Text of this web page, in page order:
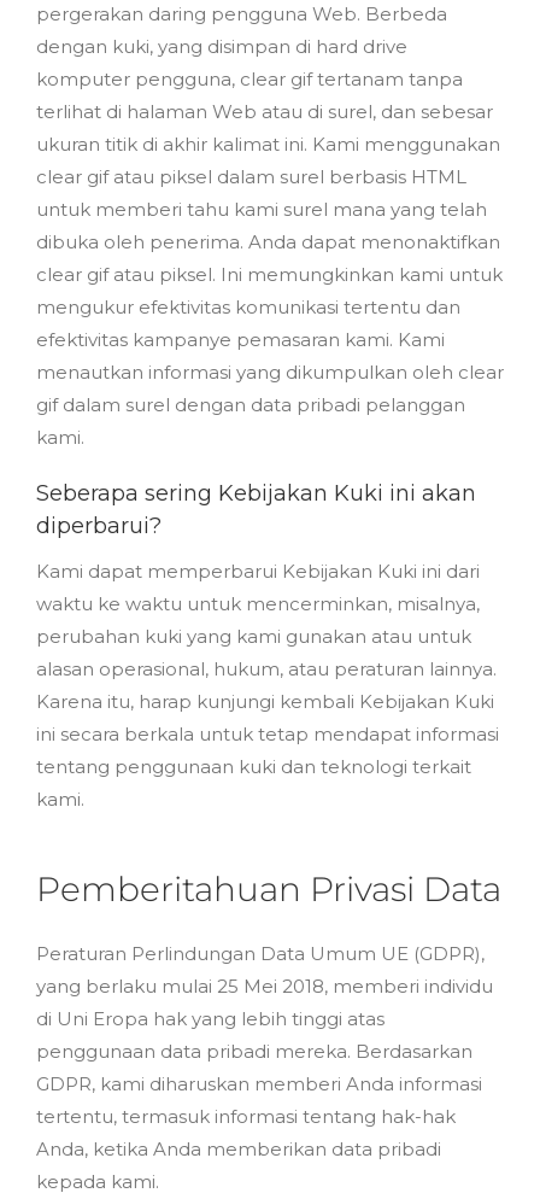
pergerakan daring pengguna Web. Berbeda
dengan kuki, yang disimpan di hard drive
komputer pengguna, clear gif tertanam tanpa
terlihat di halaman Web atau di surel, dan sebesar
ukuran titik di akhir kalimat ini. Kami menggunakan
clear gif atau piksel dalam surel berbasis HTML
untuk memberi tahu kami surel mana yang telah
dibuka oleh penerima. Anda dapat menonaktifkan
clear gif atau piksel. Ini memungkinkan kami untuk
mengukur efektivitas komunikasi tertentu dan
efektivitas kampanye pemasaran kami. Kami
menautkan informasi yang dikumpulkan oleh clear
gif dalam surel dengan data pribadi pelanggan
kami.
Seberapa sering Kebijakan Kuki ini akan
diperbarui?
Kami dapat memperbarui Kebijakan Kuki ini dari
waktu ke waktu untuk mencerminkan, misalnya,
perubahan kuki yang kami gunakan atau untuk
alasan operasional, hukum, atau peraturan lainnya.
Karena itu, harap kunjungi kembali Kebijakan Kuki
ini secara berkala untuk tetap mendapat informasi
tentang penggunaan kuki dan teknologi terkait
kami.
Pemberitahuan Privasi Data
Peraturan Perlindungan Data Umum UE (GDPR),
yang berlaku mulai 25 Mei 2018, memberi individu
di Uni Eropa hak yang lebih tinggi atas
penggunaan data pribadi mereka. Berdasarkan
GDPR, kami diharuskan memberi Anda informasi
tertentu, termasuk informasi tentang hak-hak
Anda, ketika Anda memberikan data pribadi
kepada kami.